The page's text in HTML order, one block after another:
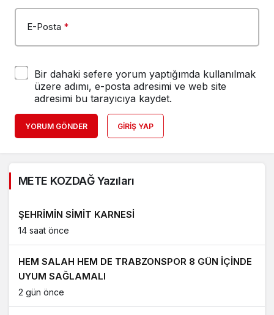
E-Posta *
Bir dahaki sefere yorum yaptığımda kullanılmak
üzere adımı, e-posta adresimi ve web site
adresimi bu tarayıcıya kaydet.
YORUM GÖNDER GIRIŞ YAP
METE KOZDAĞ Yazıları
ŞEHRİMİN SİMİT KARNESİ
14 saat önce
HEM SALAH HEM DE TRABZONSPOR 8 GÜN İÇİNDE
UYUM SAĞLAMALI
2 gün önce